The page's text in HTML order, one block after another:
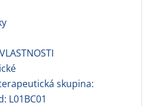
skupina:
L01BC01